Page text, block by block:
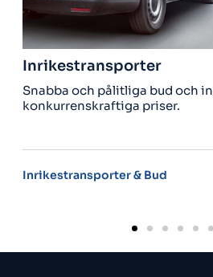
och pålitliga bud och
priser.
& Bud